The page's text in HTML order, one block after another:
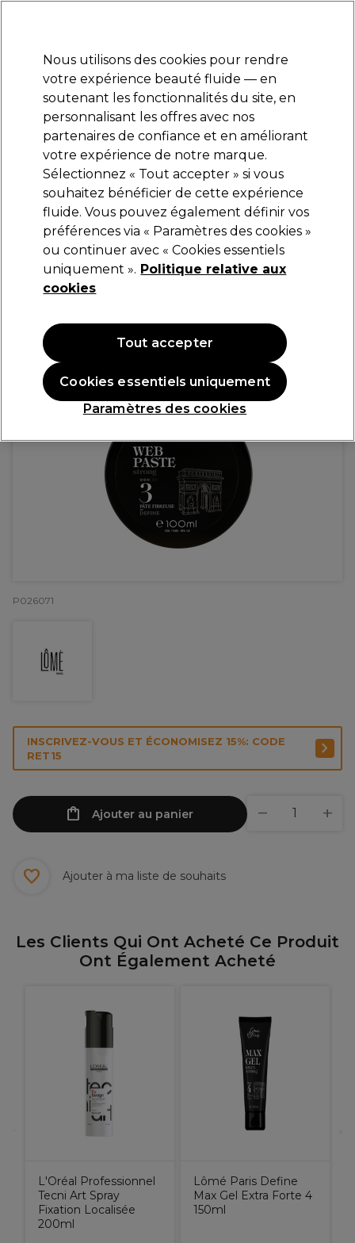
Se connecter
Marques Bons plans Coiffure Electro et Matériel
Livraison et délais
lire la suite
Lômé Paris Define Pâte Web Forte 3 100ml
)
16,25 €
16.25 € pour 100ml
P026071
INSCRIVEZ-VOUS ET ÉCONOMISEZ 15%: CODE
RET15
Ajouter au panier
Ajouter à ma liste de souhaits
Les Clients Qui Ont Acheté Ce Produit
Ont Également Acheté
L'Oréal Professionnel
Tecni Art Spray
Fixation Localisée
200ml
Lômé Paris Define
Max Gel Extra Forte 4
150ml
Nous utilisons des cookies pour rendre
votre expérience beauté fluide — en
soutenant les fonctionnalités du site, en
personnalisant les offres avec nos
partenaires de confiance et en améliorant
votre expérience de notre marque.
Sélectionnez « Tout accepter » si vous
souhaitez bénéficier de cette expérience
fluide. Vous pouvez également définir vos
préférences via « Paramètres des cookies »
ou continuer avec « Cookies essentiels
uniquement ». Politique relative aux
cookies
Paramètres des cookies
Cookies essentiels uniquement
Tout accepter